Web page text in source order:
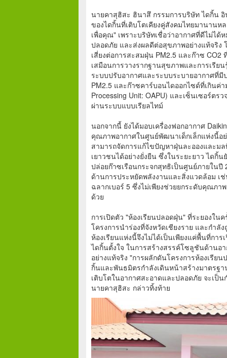
นายคาสุฮิสะ ฮินาสึ กรรมการบริษัท ไดกิ้น
ของไดกิ้นที่เติบโตเคียงคู่สังคมไทยมานานห
เพื่อคุณ" เพราะบริษัทเชื่อว่าอากาศที่ดีไม่ได้
ปลอดภัย และส่งผลดีต่อสุขภาพอย่างแท้จริง
เสี่ยงต่อการสะสมฝุ่น PM2.5 และก๊าซ CO2
เสมือนการวางรากฐานสุขภาพและการเรีย
ระบบปรับอากาศและระบบระบายอากาศที่
PM2.5 และก๊าซคาร์บอนไดออกไซด์ที่เกินค่
Processing Unit: OAPU) และเซ็นเซอร์ต
ผ่านระบบแบบเรียลไทม์
นอกจากนี้ ยังได้มอบเครื่องฟอกอากาศ
คุณภาพอากาศในศูนย์พัฒนาเด็กเล็กแห่งนี้อ
สามารถจัดการแก้ไขปัญหาฝุ่นละอองและม
เยาวชนได้อย่างยั่งยืน ซึ่งในระยะยาว ไดกิ้
ปล่อยก๊าซเรือนกระจกสุทธิเป็นศูนย์ภายในปี
ด้านการประหยัดพลังงานและสิ่งแวดล้อม เ
ฉลากเบอร์ 5 ซึ่งไม่เพียงช่วยยกระดับคุณภ
ด้วย
การเปิดตัว "ห้องเรียนปลอดฝุ่น" ที่ระยองใน
โครงการนำร่องที่จังหวัดเชียงราย และกำลั
ห้องเรียนแห่งนี้จึงไม่ได้เป็นเพียงแค่พื้นที่กา
ไดกิ้นตั้งใจ ในการสร้างสรรค์โซลูชันด้าน
อย่างแท้จริง "การผลักดันโครงการห้องเรีย
กิ้นและพันธมิตรกำลังเดินหน้าสร้างมาตรฐ
เติบโตในอากาศสะอาดและปลอดภัย จะเป็
นายคาสุฮิสะ กล่าวทิ้งท้าย